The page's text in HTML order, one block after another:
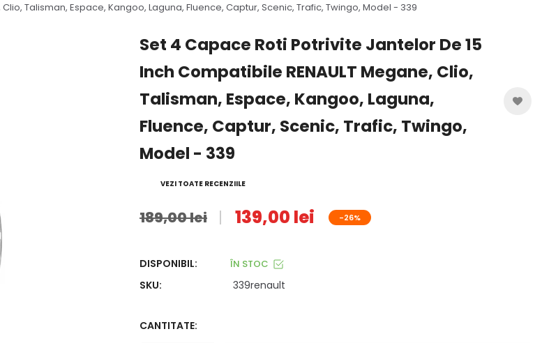
Talisman, Espace, Kangoo, Laguna, Fluence, Captur, Scenic, Trafic, Twingo, Model - 339
Set 4 Capace Roti Potrivite Jantelor De 15
Inch Compatibile RENAULT Megane, Clio,
Talisman, Espace, Kangoo, Laguna,
Fluence, Captur, Scenic, Trafic, Twingo,
Model - 339
VEZI TOATE RECENZIILE
189,00 lei 139,00 lei -26%
DISPONIBIL: ÎN STOC
SKU: 339renault
CANTITATE: